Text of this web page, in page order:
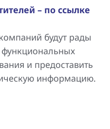
– по ссылке
будут рады
функциональных
и предоставить
информацию.